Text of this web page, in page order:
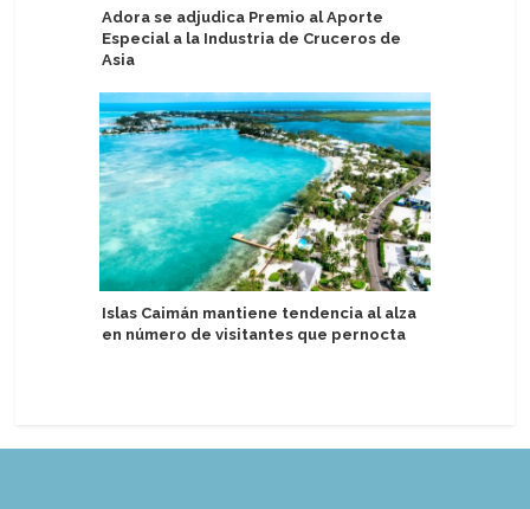
Adora se adjudica Premio al Aporte
Especial a la Industria de Cruceros de
Asia
Islas Caimán mantiene tendencia al alza
en número de visitantes que pernocta